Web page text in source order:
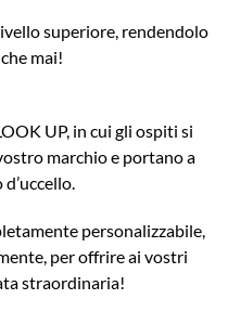
superiore, rendendolo
mai!
UP, in cui gli ospiti si
marchio e portano a
personalizzabile,
per offrire ai vostri
straordinaria!